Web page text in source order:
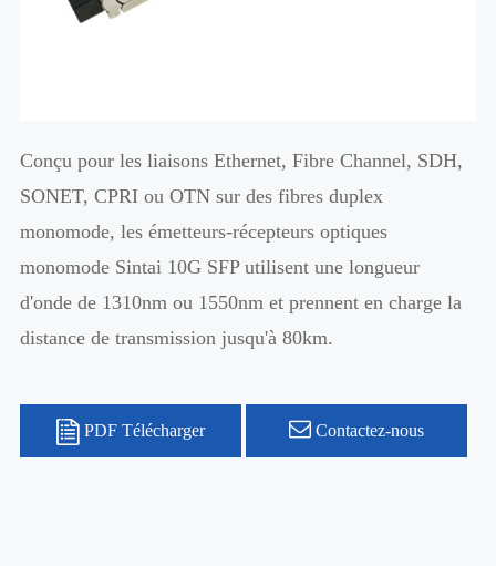
Conçu pour les liaisons Ethernet, Fibre Channel, SDH,
SONET, CPRI ou OTN sur des fibres duplex
monomode, les émetteurs-récepteurs optiques
monomode Sintai 10G SFP utilisent une longueur
d'onde de 1310nm ou 1550nm et prennent en charge la
distance de transmission jusqu'à 80km.
PDF Télécharger Contactez-nous